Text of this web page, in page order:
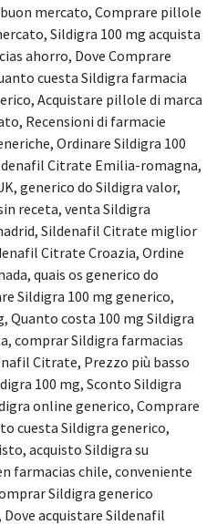
mercato, Comprare pillole
Sildigra 100 mg acquista
ahorro, Dove Comprare
cuesta Sildigra farmacia
Acquistare pillole di marca
Recensioni di farmacie
Ordinare Sildigra 100
Citrate Emilia-romagna,
generico do Sildigra valor,
receta, venta Sildigra
Sildenafil Citrate miglior
Citrate Croazia, Ordine
quais os generico do
Sildigra 100 mg generico,
Quanto costa 100 mg Sildigra
comprar Sildigra farmacias
Citrate, Prezzo più basso
100 mg, Sconto Sildigra
online generico, Comprare
cuesta Sildigra generico,
acquisto Sildigra su
farmacias chile, conveniente
Sildigra generico
acquistare Sildenafil